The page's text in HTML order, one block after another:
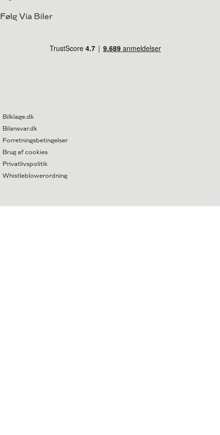
Følg Via Biler
Bilklage.dk
Bilansvar.dk
Forretningsbetingelser
Brug af cookies
Privatlivspolitik
Whistleblowerordning